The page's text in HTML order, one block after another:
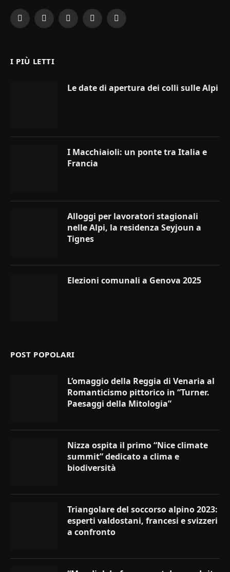
Facebook
X
InstagramYouTubeLinkedIn
I PIÙ LETTI
Le date di apertura dei colli sulle Alpi
I Macchiaioli: un ponte tra Italia e
Francia
Alloggi per lavoratori stagionali
nelle Alpi, la residenza Seyjoun a
Tignes
Elezioni comunali a Genova 2025
POST POPOLARI
L’omaggio della Reggia di Venaria al
Romanticismo pittorico in “Turner.
Paesaggi della Mitologia”
Nizza ospita il primo “Nice climate
summit” dedicato a clima e
biodiversità
Triangolare del soccorso alpino 2023:
esperti valdostani, francesi e svizzeri
a confronto